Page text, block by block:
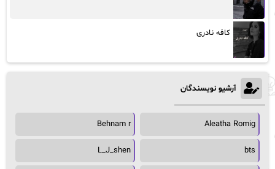
کافه نادری
آرشیو نویسندگان
Aleatha Romig
Behnam r
bts
L_J_shen